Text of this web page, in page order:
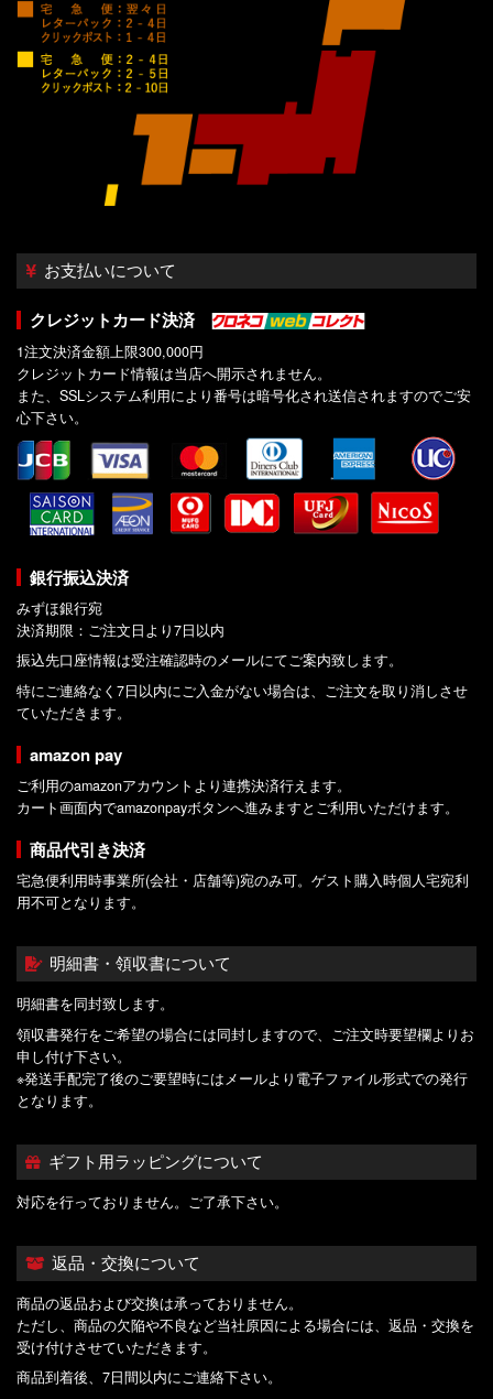
お支払いについて
クレジットカード決済
1注文決済金額上限300,000円
クレジットカード情報は当店へ開示されません。
また、SSLシステム利用により番号は暗号化され送信されますのでご安
心下さい。
銀行振込決済
みずほ銀行宛
決済期限：ご注文日より7日以内
振込先口座情報は受注確認時のメールにてご案内致します。
特にご連絡なく7日以内にご入金がない場合は、ご注文を取り消しさせ
ていただきます。
amazon pay
ご利用のamazonアカウントより連携決済行えます。
カート画面内でamazonpayボタンへ進みますとご利用いただけます。
商品代引き決済
宅急便利用時事業所(会社・店舗等)宛のみ可。ゲスト購入時個人宅宛利
用不可となります。
明細書・領収書について
明細書を同封致します。
領収書発行をご希望の場合には同封しますので、ご注文時要望欄よりお
申し付け下さい。
※発送手配完了後のご要望時にはメールより電子ファイル形式での発行
となります。
ギフト用ラッピングについて
対応を行っておりません。ご了承下さい。
返品・交換について
商品の返品および交換は承っておりません。
ただし、商品の欠陥や不良など当社原因による場合には、返品・交換を
受け付けさせていただきます。
商品到着後、7日間以内にご連絡下さい。